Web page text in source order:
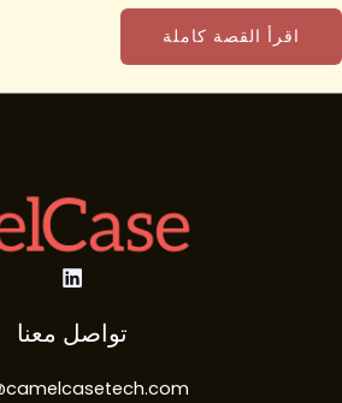
اقرأ القصة كاملة
تواصل معنا